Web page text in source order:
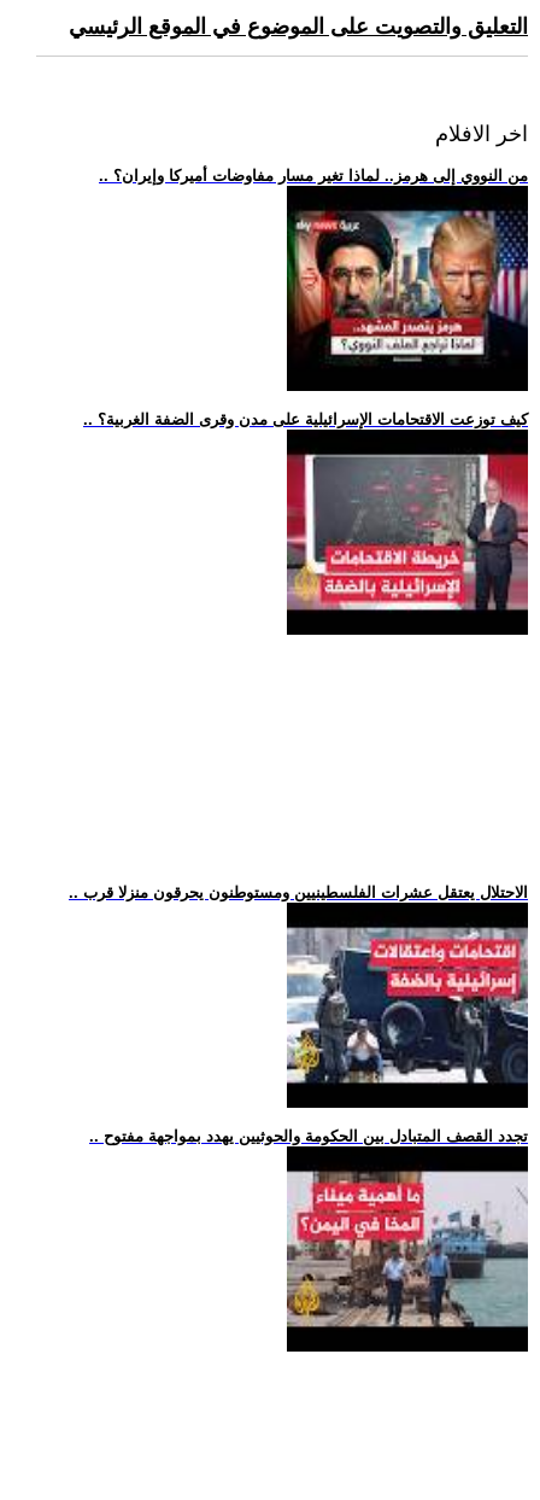
التعليق والتصويت على الموضوع في الموقع الرئيسي
اخر الافلام
.. من النووي إلى هرمز.. لماذا تغير مسار مفاوضات أميركا وإيران؟
.. كيف توزعت الاقتحامات الإسرائيلية على مدن وقرى الضفة الغربية؟
.. الاحتلال يعتقل عشرات الفلسطينيين ومستوطنون يحرقون منزلا قرب
.. تجدد القصف المتبادل بين الحكومة والحوثيين يهدد بمواجهة مفتوح